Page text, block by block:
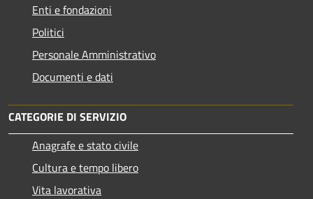
Enti e fondazioni
Politici
Personale Amministrativo
Documenti e dati
CATEGORIE DI SERVIZIO
Anagrafe e stato civile
Cultura e tempo libero
Vita lavorativa